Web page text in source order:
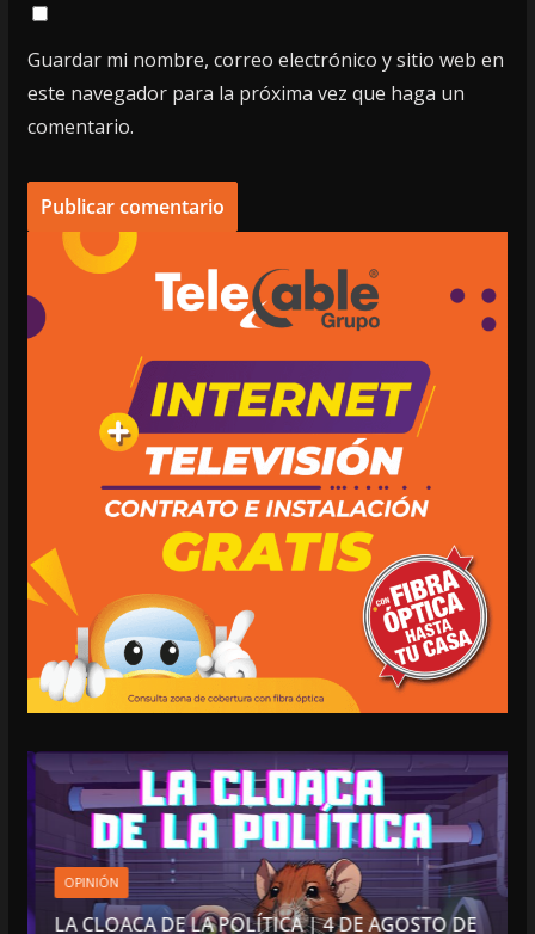
Guardar mi nombre, correo electrónico y sitio web en
este navegador para la próxima vez que haga un
comentario.
OPINIÓN
LA CLOACA DE LA POLÍTICA | 4 DE AGOSTO DE